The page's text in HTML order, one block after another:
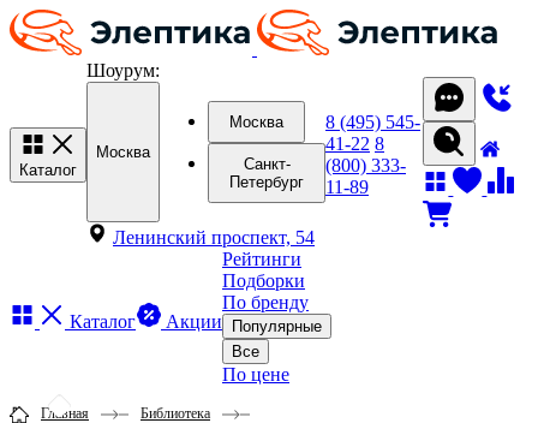
Каталог
Шоурум:
Москва
Москва
Санкт-
Петербург
Ленинский проспект, 54
8 (495) 545-
41-22 8
(800) 333-
11-89
Каталог Акции
Рейтинги
Подборки
По бренду
Популярные
Все
По цене
Главная Библиотека